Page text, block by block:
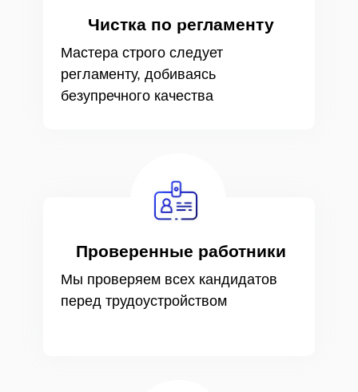
Мастера строго следует
регламенту, добиваясь
безупречного качества
Чистка по регламенту
Мы проверяем всех кандидатов
перед трудоустройством
Проверенные работники